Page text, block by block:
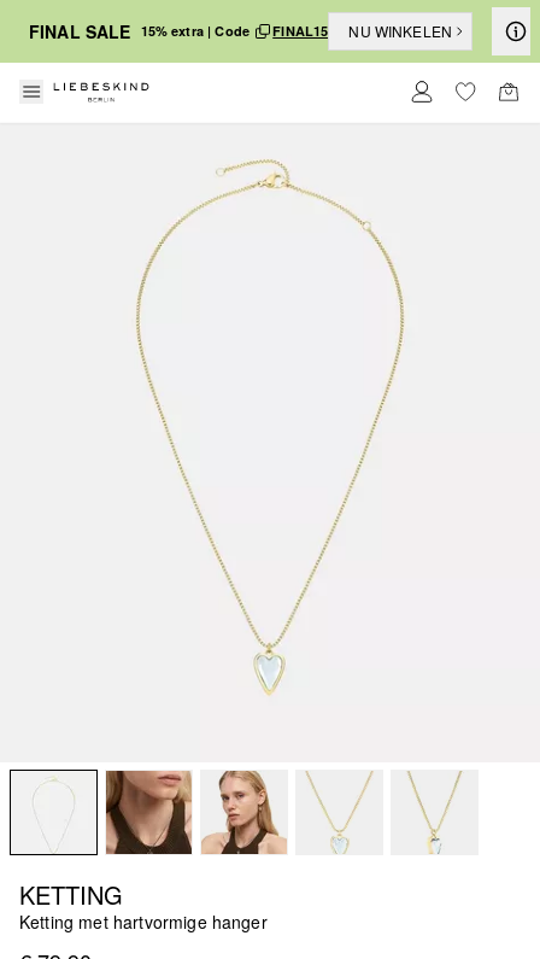
FINAL SALE 15% extra | Code FINAL15 NU WINKELEN
KETTING
Ketting met hartvormige hanger